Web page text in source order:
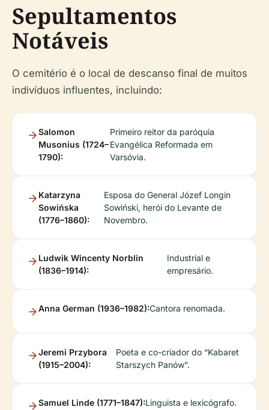
Sepultamentos
Notáveis
O cemitério é o local de descanso final de muitos
indivíduos influentes, incluindo:
Salomon
Musonius (1724–
1790):
Primeiro reitor da paróquia
Evangélica Reformada em
Varsóvia.
Katarzyna
Sowińska
(1776–1860):
Esposa do General Józef Longin
Sowiński, herói do Levante de
Novembro.
Ludwik Wincenty Norblin
(1836–1914):
Industrial e
empresário.
Anna German (1936–1982):Cantora renomada.
Jeremi Przybora
(1915–2004):
Poeta e co-criador do “Kabaret
Starszych Panów”.
Samuel Linde (1771–1847):Linguista e lexicógrafo.